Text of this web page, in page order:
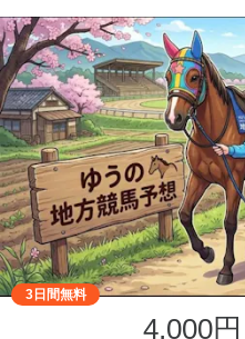
3日間無料
4,000円